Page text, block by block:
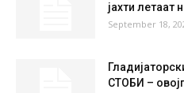
јахти летаат
September 18,
СТОБИ –